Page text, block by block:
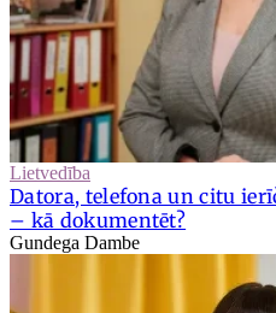
Lietvedība
Datora, telefona un citu
– kā dokumentēt?
Gundega Dambe